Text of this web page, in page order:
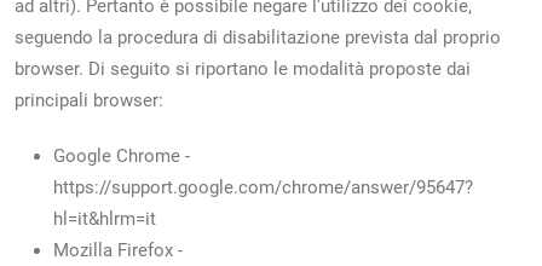
ad altri). Pertanto è possibile negare l'utilizzo dei cookie,
seguendo la procedura di disabilitazione prevista dal proprio
browser. Di seguito si riportano le modalità proposte dai
principali browser:
Google Chrome -
https://support.google.com/chrome/answer/95647?
hl=it&hlrm=it
Mozilla Firefox -